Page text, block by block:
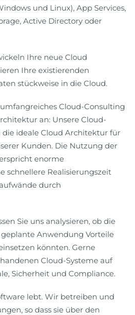
und Linux), App Services,
Active Directory oder
Ihre neue Cloud
Ihre existierenden
stückweise in die Cloud.
Cloud-Consulting
an: Unsere Cloud-
ideale Cloud Architektur für
Kunden. Die Nutzung der
enorme
schnellere Realisierungszeit
durch
Sie uns analysieren, ob die
Anwendung Vorteile
könnten. Gerne
Cloud-Systeme auf
Sicherheit und Compliance.
lebt. Wir betreiben und
so dass sie über den